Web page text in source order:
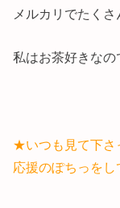
メルカリでたくさ
私はお茶好きなの
★いつも見て下さ
応援のぽちっを